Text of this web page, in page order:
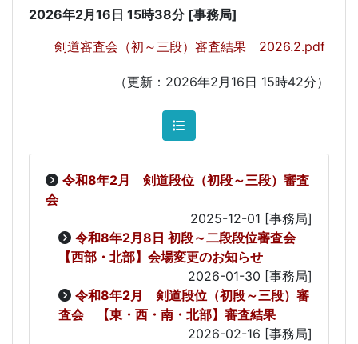
2026年2月16日 15時38分 [事務局]
剣道審査会（初～三段）審査結果 2026.2.pdf
（更新：2026年2月16日 15時42分）
令和8年2月 剣道段位（初段～三段）審査
会
2025-12-01 [事務局]
令和8年2月8日 初段～二段段位審査会
【西部・北部】会場変更のお知らせ
2026-01-30 [事務局]
令和8年2月 剣道段位（初段～三段）審
査会 【東・西・南・北部】審査結果
2026-02-16 [事務局]